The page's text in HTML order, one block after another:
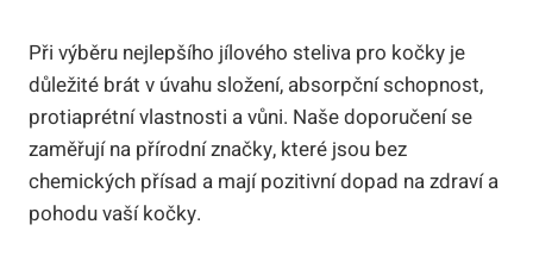
Při⁣ výběru nejlepšího jílového steliva pro ​kočky je
důležité brát v‌ úvahu složení,⁣ absorpční schopnost,
protiaprétní vlastnosti a vůni. Naše doporučení se
zaměřují⁣ na přírodní ⁤značky, které ​jsou bez
⁣chemických přísad a ⁤mají pozitivní dopad⁣ na zdraví‌ a
‍pohodu vaší⁢ kočky.